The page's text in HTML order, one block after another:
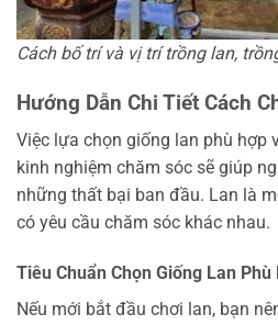
Cách bố trí và vị trí trồng lan,
Hướng Dẫn Chi Tiết Cách
Việc lựa chọn giống lan phù hợp
kinh nghiệm chăm sóc sẽ giúp
những thất bại ban đầu. Lan là
có yêu cầu chăm sóc khác nhau.
Tiêu Chuẩn Chọn Giống Lan
Nếu mới bắt đầu chơi lan, bạn